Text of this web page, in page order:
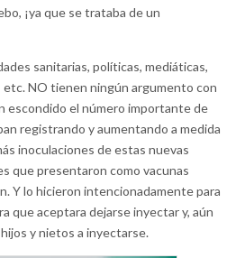
¡ya que se trataba de un
sanitarias, políticas, mediáticas,
NO tienen ningún argumento con
escondido el número importante de
registrando y aumentando a medida
inoculaciones de estas nuevas
que presentaron como vacunas
Y lo hicieron intencionadamente para
que aceptara dejarse inyectar y, aún
y nietos a inyectarse.